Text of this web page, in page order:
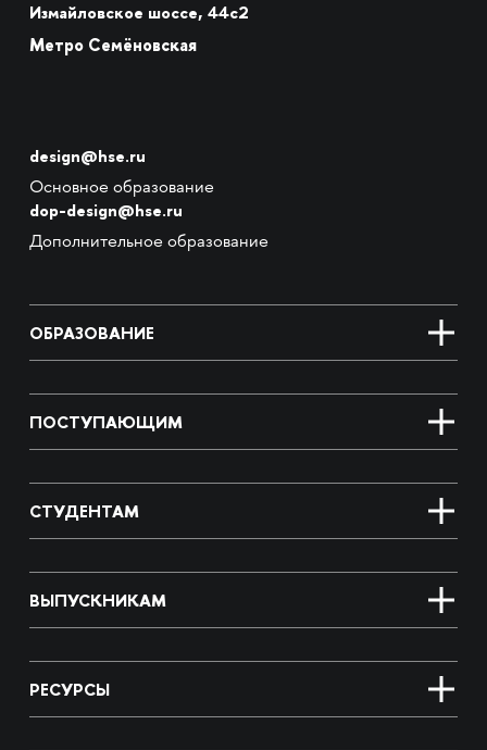
Измайловское шоссе, 44с2
Метро Семёновская
design@hse.ru
Основное образование
dop-design@hse.ru
Дополнительное образование
ОБРАЗОВАНИЕ
ПОСТУПАЮЩИМ
СТУДЕНТАМ
ВЫПУСКНИКАМ
РЕСУРСЫ